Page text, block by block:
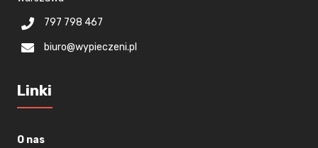
797 798 467
biuro@wypieczeni.pl
Linki
O nas